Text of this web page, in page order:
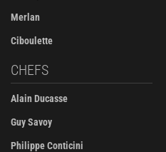
Merlan
Ciboulette
CHEFS
Alain Ducasse
Guy Savoy
Philippe Conticini